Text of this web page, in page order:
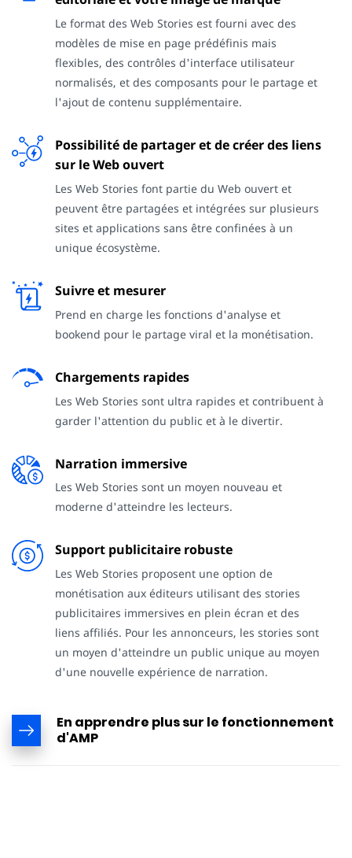
Le format des Web Stories est fourni avec des
modèles de mise en page prédéfinis mais
flexibles, des contrôles d'interface utilisateur
normalisés, et des composants pour le partage et
l'ajout de contenu supplémentaire.
Possibilité de partager et de créer des liens
sur le Web ouvert
Les Web Stories font partie du Web ouvert et
peuvent être partagées et intégrées sur plusieurs
sites et applications sans être confinées à un
unique écosystème.
Suivre et mesurer
Prend en charge les fonctions d'analyse et
bookend pour le partage viral et la monétisation.
Chargements rapides
Les Web Stories sont ultra rapides et contribuent à
garder l'attention du public et à le divertir.
Narration immersive
Les Web Stories sont un moyen nouveau et
moderne d'atteindre les lecteurs.
Support publicitaire robuste
Les Web Stories proposent une option de
monétisation aux éditeurs utilisant des stories
publicitaires immersives en plein écran et des
liens affiliés. Pour les annonceurs, les stories sont
un moyen d'atteindre un public unique au moyen
d'une nouvelle expérience de narration.
En apprendre plus sur le fonctionnement
d'AMP